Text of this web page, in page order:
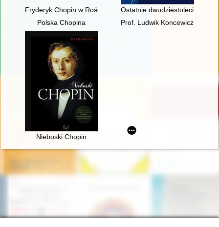
Fryderyk Chopin w RościszewieOstatnie dwudziestolecie : 75
Polska Chopina
Prof. Ludwik Koncewicz
Nieboski Chopin